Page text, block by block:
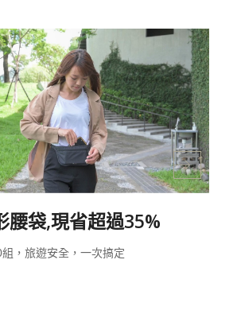
袋,現省超過35%
，旅遊安全，一次搞定